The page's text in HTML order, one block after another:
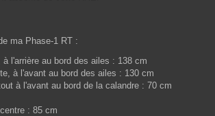
ma Phase-1 RT :
à l'arrière au bord des ailes : 138 cm
à l'avant au bord des ailes : 130 cm
à l'avant au bord de la calandre : 70 cm
: 85 cm